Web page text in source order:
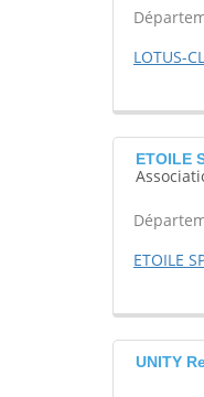
LOTUS-
ETOILE
ETOILE
UNITY